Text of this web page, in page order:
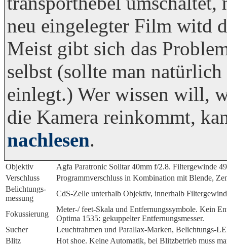
neu eingelegter Film witd
Meist gibt sich das
selbst (sollte man
einlegt.) Wer wissen will,
die Kamera reinkommt,
nachlesen.
Objektiv
Agfa Paratronic Solitar 40mm f/2.8. Filtergewinde
Verschluss
Programmverschluss in Kombination mit Blende,
Belichtungs­
messung
CdS-Zelle unterhalb Objektiv, innerhalb
Fokussierung
Meter-/ feet-Skala und Entfernungssymbole. Kein
Optima 1535: gekuppelter Entfernungsmesser.
Sucher
Leuchtrahmen und Parallax-Marken, Belichtungs-
Blitz
Hot shoe. Keine Automatik, bei Blitzbetrieb muss